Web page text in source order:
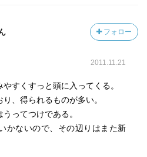
与するか？）」
への期待感が
興味深かった。
通言語だ、
今でも思うが、
フォロー
2011.11.21
すくすっと頭に入ってくる。
、得られるものが多い。
ってつけである。
かないので、その辺りはまた新